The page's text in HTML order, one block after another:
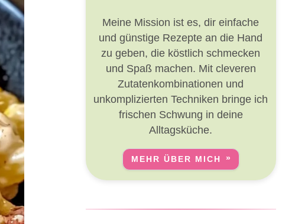
Meine Mission ist es, dir einfache
und günstige Rezepte an die Hand
zu geben, die köstlich schmecken
und Spaß machen. Mit cleveren
Zutatenkombinationen und
unkomplizierten Techniken bringe ich
frischen Schwung in deine
Alltagsküche.
MEHR ÜBER MICH